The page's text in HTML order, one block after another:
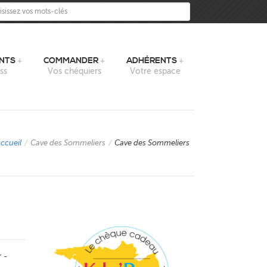
vos mots-clés
COMMANDER
Vos chéquiers
ADHÉRENTS
Votre espace
/ Cave des Sommeliers / Cave des Sommeliers
-